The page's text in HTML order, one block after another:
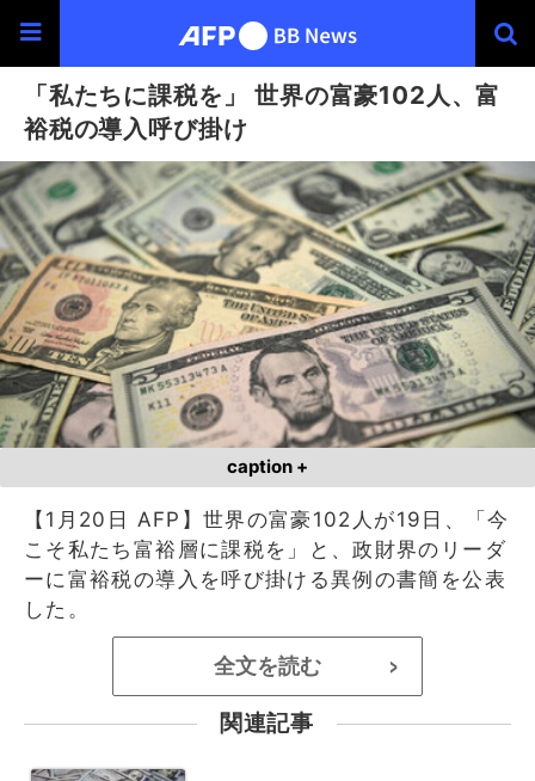
「私たちに課税を」 世界の富豪102人、富
裕税の導入呼び掛け
caption +
【1月20日 AFP】世界の富豪102人が19日、「今
こそ私たち富裕層に課税を」と、政財界のリーダ
ーに富裕税の導入を呼び掛ける異例の書簡を公表
した。
全文を読む >
関連記事